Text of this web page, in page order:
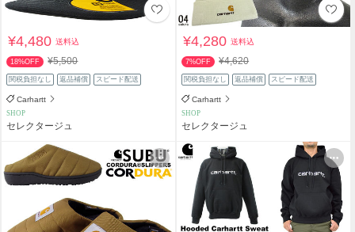
¥4,480送料込
18%OFF ¥5,500
関税負担なし 返品補償 スピード配送
Carhartt
SHOP
セレクタージュ
¥4,280送料込
7%OFF ¥4,620
関税負担なし 返品補償 スピード配送
Carhartt
SHOP
セレクタージュ